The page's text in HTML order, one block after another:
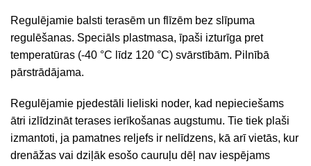
Regulējamie balsti terasēm un flīzēm bez slīpuma
regulēšanas. Speciāls plastmasa, īpaši izturīga pret
temperatūras (-40 °C līdz 120 °C) svārstībām. Pilnībā
pārstrādājama.
Regulējamie pjedestāli lieliski noder, kad nepieciešams
ātri izlīdzināt terases ierīkošanas augstumu. Tie tiek plaši
izmantoti, ja pamatnes reljefs ir nelīdzens, kā arī vietās, kur
drenāžas vai dziļāk esošo cauruļu dēļ nav iespējams